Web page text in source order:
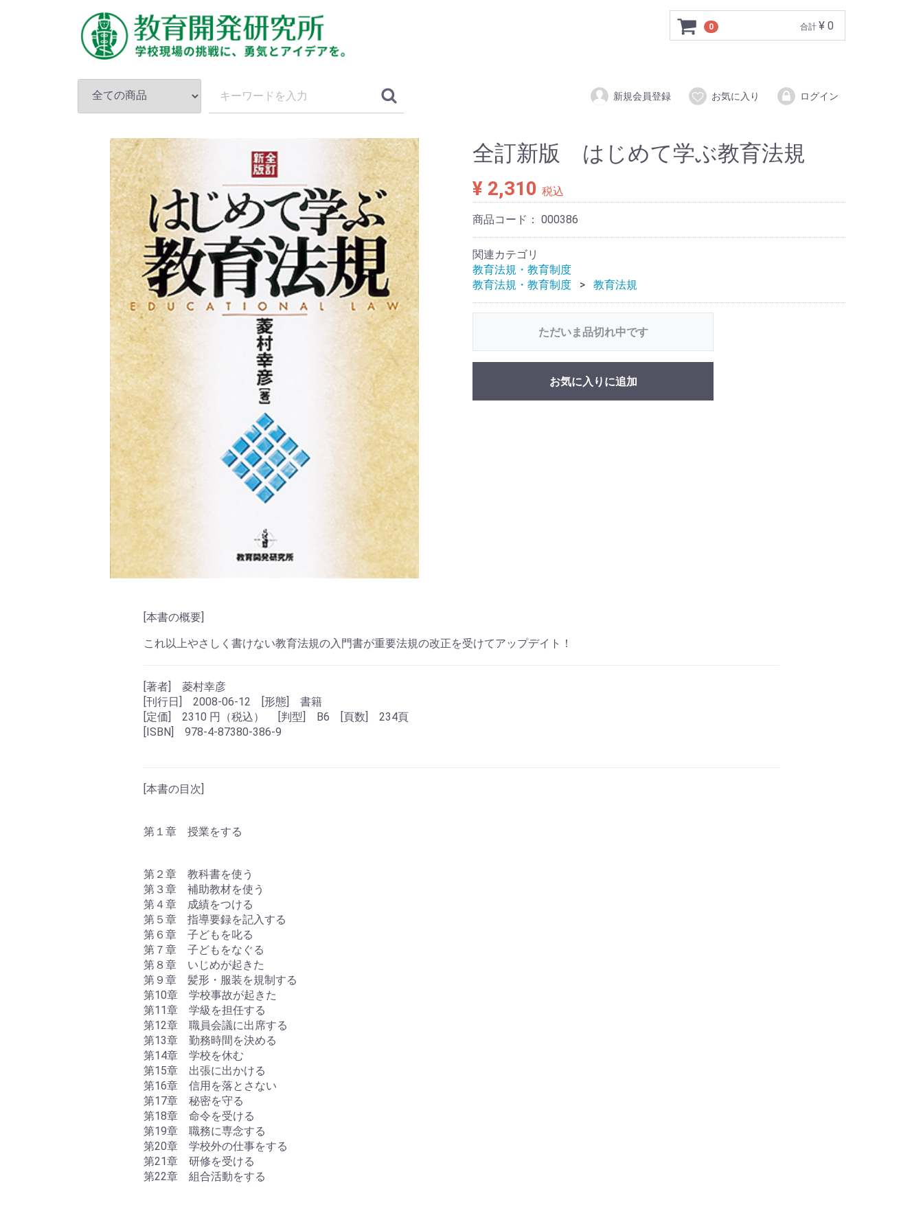
0 合計 ¥ 0
新規会員登録 お気に入り ログイン
全訂新版 はじめて学ぶ教育法規
¥ 2,310 税込
商品コード： 000386
関連カテゴリ
教育法規・教育制度
教育法規・教育制度
教育法規
ただいま品切れ中です
お気に入りに追加
[本書の概要]
これ以上やさしく書けない教育法規の入門書が重要法規の改正を受けてアップデイト！
[著者] 菱村幸彦
[刊行日] 2008-06-12 [形態] 書籍
[定価] 2310 円（税込） [判型] B6 [頁数] 234頁
[ISBN] 978-4-87380-386-9
[本書の目次]
第１章 授業をする
第２章 教科書を使う
第３章 補助教材を使う
第４章 成績をつける
第５章 指導要録を記入する
第６章 子どもを叱る
第７章 子どもをなぐる
第８章 いじめが起きた
第９章 髪形・服装を規制する
第10章 学校事故が起きた
第11章 学級を担任する
第12章 職員会議に出席する
第13章 勤務時間を決める
第14章 学校を休む
第15章 出張に出かける
第16章 信用を落とさない
第17章 秘密を守る
第18章 命令を受ける
第19章 職務に専念する
第20章 学校外の仕事をする
第21章 研修を受ける
第22章 組合活動をする